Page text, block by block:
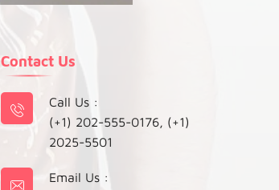
Contact Us
Call Us :
(+1) 202-555-0176, (+1)
2025-5501
Email Us :